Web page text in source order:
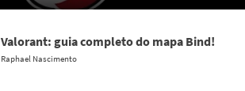
Valorant: guia completo do mapa Bind!
Raphael Nascimento